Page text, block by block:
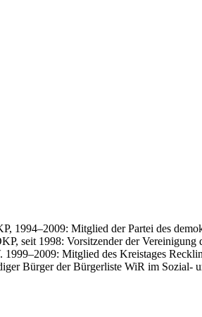
1994–2009: Mitglied der Partei des
seit 1998: Vorsitzender der Vereinigung
Mitglied des Kreistages
Bürger der Bürgerliste WiR im Sozial-